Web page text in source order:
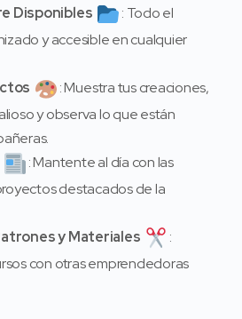
Disponibles
: Todo el
y accesible en cualquier
: Muestra tus creaciones,
y observa lo que están
: Mantente al día con las
destacados de la
y Materiales
:
con otras emprendedoras